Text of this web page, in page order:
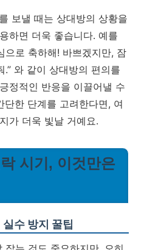
보낼 때는 상대방의 상황을
하면 더욱 좋습니다. 예를
으로 축하해! 바쁘겠지만, 잠
와 같이 상대방의 편의를
정적인 반응을 이끌어낼 수
한 단계를 고려한다면, 여
가 더욱 빛날 거예요.
시기, 이것만은
수 방지 꿀팁